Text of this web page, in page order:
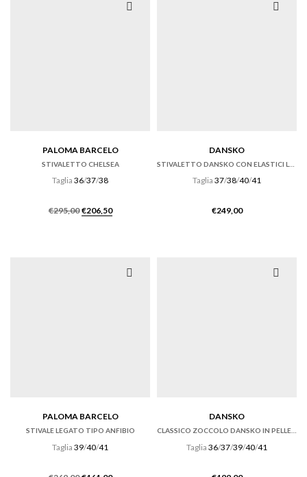
PALOMA BARCELO
STIVALETTO CHELSEA
Taglia 36/37/38
€295,00 Il
€206,50Il
DANSKO
Taglia 37/38/40/41
€249,00
PALOMA BARCELO
STIVALE LEGATO TIPO ANFIBIO
Taglia 39/40/41
DANSKO
CLASSICO ZOCCOLO DANSKO IN PELLE ANTIQUE BROWN
Taglia 36/37/39/40/41